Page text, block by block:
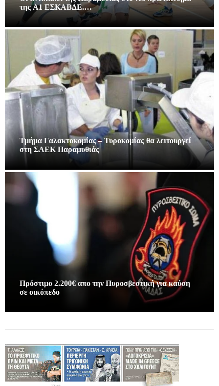
της A1 ΕΣΚΑΒΔΕ.…
Τμήμα Γαλακτοκομίας – Τυροκομίας θα λειτουργεί
στη ΣΑΕΚ Παραμυθιάς
Πρόστιμο 2.200€ απο την Πυροσβεστική για καύση
σε οικόπεδο